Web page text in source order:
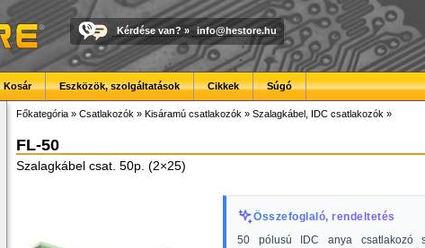
Kérdése van? » info@hestore.hu
Kosár Eszközök, szolgáltatások Cikkek Súgó
Főkategória » Csatlakozók » Kisáramú csatlakozók » Szalagkábel, IDC csatlakozók »
FL-50
Szalagkábel csat. 50p. (2×25)
Összefoglaló, rendeltetés
50 pólusú IDC anya csatlakozó